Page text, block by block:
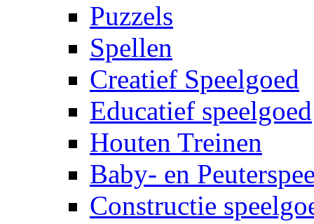
Puzzels
Spellen
Creatief Speelgoed
Educatief speelgoed
Houten Treinen
Baby- en
Constructie